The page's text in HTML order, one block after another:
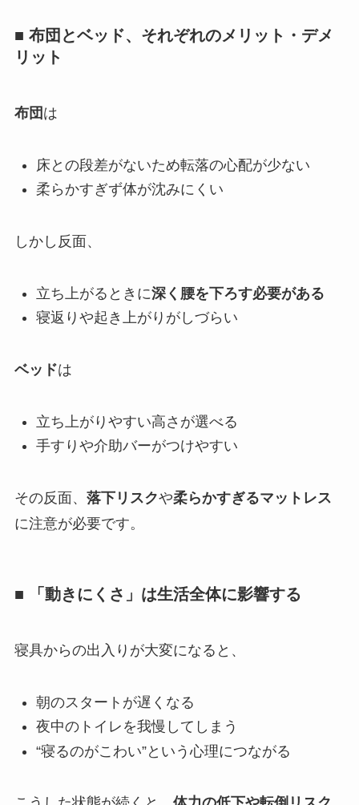
■ 布団とベッド、それぞれのメリット・デメ
リット
布団 は
床との段差がないため転落の心配が少ない
柔らかすぎず体が沈みにくい
しかし反面、
立ち上がるときに深く腰を下ろす必要がある
寝返りや起き上がりがしづらい
ベッドは
立ち上がりやすい高さが選べる
手すりや介助バーがつけやすい
その反面、 落下リスクや柔らかすぎるマットレス
に注意が必要です。
■ 「動きにくさ」は生活全体に影響する
寝具からの出入りが大変になると、
朝のスタートが遅くなる
夜中のトイレを我慢してしまう
“寝るのがこわい”という心理につながる